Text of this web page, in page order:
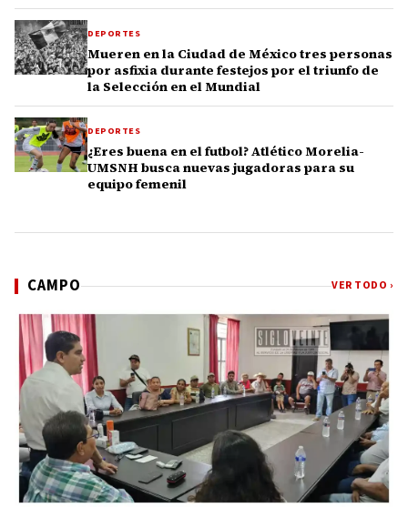
DEPORTES
Mueren en la Ciudad de México tres personas
por asfixia durante festejos por el triunfo de
la Selección en el Mundial
DEPORTES
¿Eres buena en el futbol? Atlético Morelia-
UMSNH busca nuevas jugadoras para su
equipo femenil
CAMPO VER TODO ›